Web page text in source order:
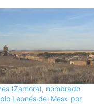
(Zamora), nombrado
Leonés del Mes» por